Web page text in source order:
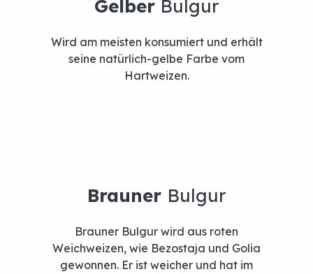
Wird am meisten konsumiert und erhält
seine natürlich-gelbe Farbe vom
Hartweizen.
Brauner Bulgur wird aus roten
Weichweizen, wie Bezostaja und Golia
gewonnen. Er ist weicher und hat im